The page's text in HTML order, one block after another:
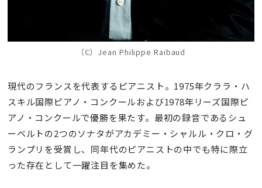
（C）Jean Philippe Raibaud
現代のフランスを代表するピアニスト。1975年クララ・ハ
スキル国際ピアノ・コンクールおよび1978年リーズ国際ピ
アノ・コンクールで優勝を果たす。最初の録音であるシュ
ーベルトの2つのソナタがアカデミー・シャルル・クロ・グ
ランプリを受賞し、同年代のピアニストの中でも特に際立
った存在として一躍注目を集めた。